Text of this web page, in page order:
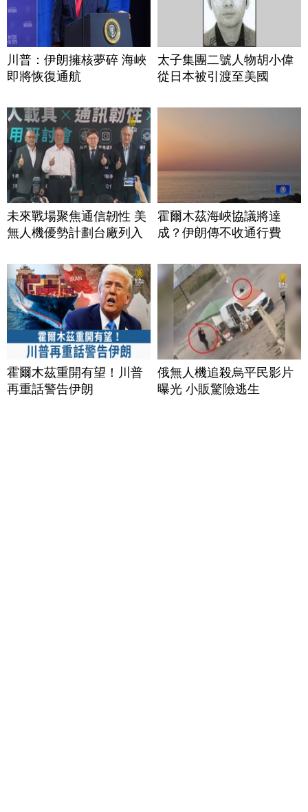
川普：伊朗擁核夢碎 海峽
即將恢復通航
太子集團二號人物胡小偉
從日本被引渡至美國
未來戰場聚焦通信韌性 美
無人機優勢計劃台廠列入
霍爾木茲海峽協議將達
成？伊朗傳不收通行費
霍爾木茲重開有望！川普
再重話警告伊朗
俄無人機追殺烏平民影片
曝光 小販驚險逃生